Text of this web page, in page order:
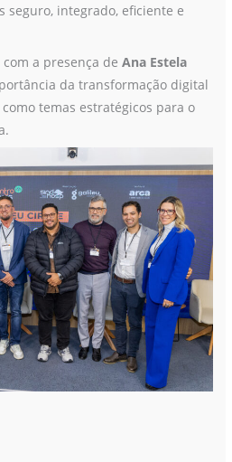
seguro, integrado, eficiente e
a presença deAna Estela
da transformação digital
temas estratégicos para o